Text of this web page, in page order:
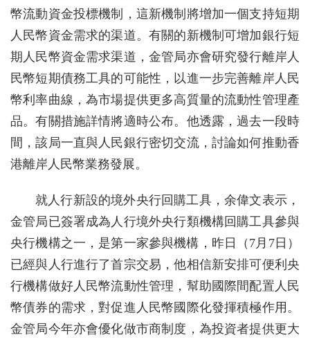
幣流動資金投標機制，這新機制將增加一個支持短期
人民幣資金需求的渠道。有關的新機制可增加銀行短
期人民幣資金需求渠道，金管局亦會研究發行離岸人
民幣短期債務工具的可能性，以進一步完善離岸人民
幣利率曲線，為市場提供更多高質量的流動性管理產
品。有關措施詳情將適時公布。他透露，過去一段時
間，該局一直與人民銀行密切交流，討論如何推動香
港離岸人民幣業務發展。
就人行新設的境外央行回購工具，余偉文表示，
金管局已簽署成為人行境外央行類機構回購工具參與
央行機構之一，是第一家參與機構，昨日（7月7日）
已經與人行進行了首宗交易，他相信新安排可便利央
行機構做好人民幣流動性管理，幫助國際間配置人民
幣債券的需求，對促進人民幣國際化發揮積極作用。
金管局今年亦會優化做市商制度，為投資者提供更大